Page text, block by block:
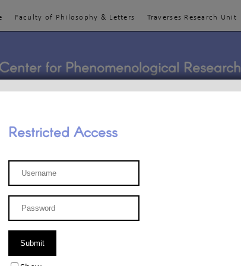
Faculty of Philosophy & Letters Traverses Research Unit
Center for Phenomenological Research
TEACHINGS
Restricted Access